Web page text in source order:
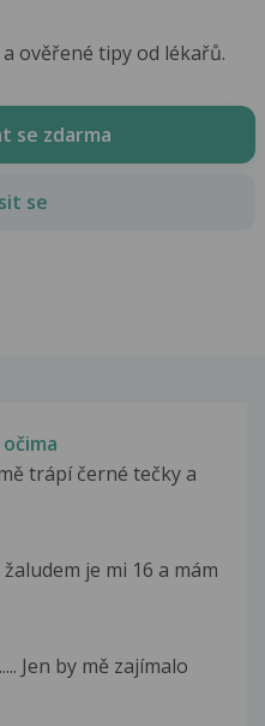
ověřené tipy od lékařů.
se zdarma
se
trápí černé tečky a
je mi 16 a mám
Jen by mě zajímalo